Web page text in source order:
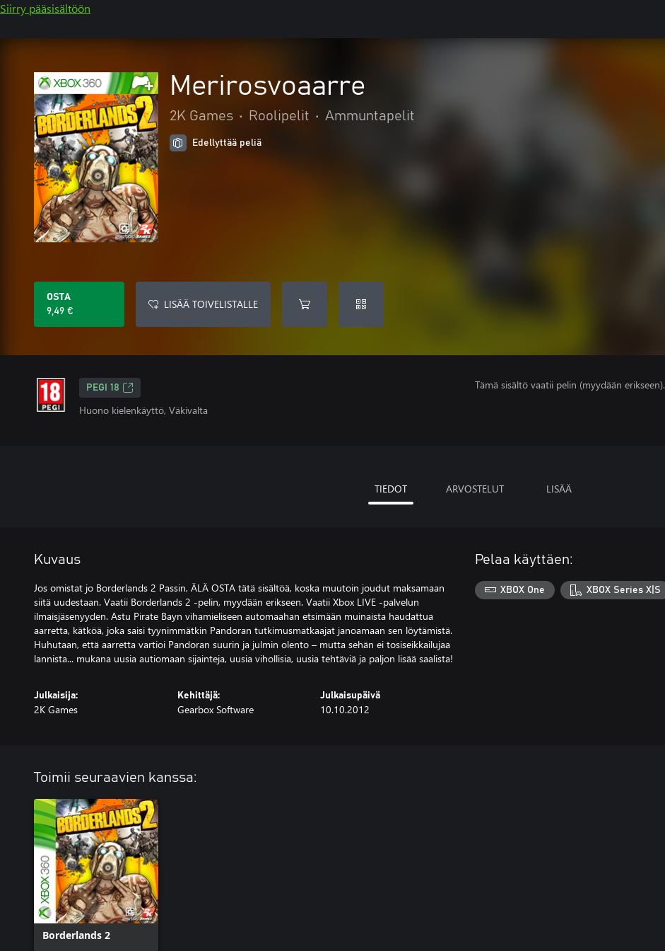
Siirry pääsisältöön
Merirosvoaarre
2K Games • Roolipelit • Ammuntapelit
Edellyttää peliä
OSTA
9,49 €
LISÄÄ TOIVELISTALLE
PEGI 18
Huono kielenkäyttö, Väkivalta
Tämä sisältö vaatii pelin (myydään erikseen).
TIEDOT ARVOSTELUT LISÄÄ
Kuvaus
Jos omistat jo Borderlands 2 Passin, ÄLÄ OSTA tätä sisältöä, koska muutoin joudut maksamaan
siitä uudestaan. Vaatii Borderlands 2 -pelin, myydään erikseen. Vaatii Xbox LIVE -palvelun
ilmaisjäsenyyden. Astu Pirate Bayn vihamieliseen automaahan etsimään muinaista haudattua
aarretta, kätköä, joka saisi tyynimmätkin Pandoran tutkimusmatkaajat janoamaan sen löytämistä.
Huhutaan, että aarretta vartioi Pandoran suurin ja julmin olento – mutta sehän ei tosiseikkailujaa
lannista... mukana uusia autiomaan sijainteja, uusia vihollisia, uusia tehtäviä ja paljon lisää saalista!
Julkaisija:
2K Games
Kehittäjä:
Gearbox Software
Julkaisupäivä
10.10.2012
Pelaa käyttäen:
XBOX One XBOX Series X|S
Toimii seuraavien kanssa:
Borderlands 2